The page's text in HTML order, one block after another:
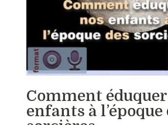
Comment
enfants à l’époque